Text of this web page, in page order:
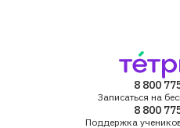
8 800
Записаться на
8 800
Поддержка